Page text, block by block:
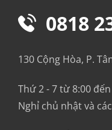
0818
130 Cộng Hòa, P.
Thứ 2 - 7 từ 8:00
Nghỉ chủ nhật và